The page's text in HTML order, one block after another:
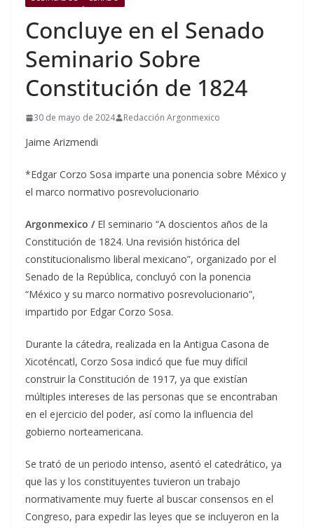
Concluye en el Senado
Seminario Sobre
Constitución de 1824
30 de mayo de 2024 Redacción Argonmexico
Jaime Arizmendi
*Edgar Corzo Sosa imparte una ponencia sobre México y
el marco normativo posrevolucionario
Argonmexico / El seminario “A doscientos años de la
Constitución de 1824. Una revisión histórica del
constitucionalismo liberal mexicano”, organizado por el
Senado de la República, concluyó con la ponencia
“México y su marco normativo posrevolucionario”,
impartido por Edgar Corzo Sosa.
Durante la cátedra, realizada en la Antigua Casona de
Xicoténcatl, Corzo Sosa indicó que fue muy difícil
construir la Constitución de 1917, ya que existían
múltiples intereses de las personas que se encontraban
en el ejercicio del poder, así como la influencia del
gobierno norteamericana.
Se trató de un periodo intenso, asentó el catedrático, ya
que las y los constituyentes tuvieron un trabajo
normativamente muy fuerte al buscar consensos en el
Congreso, para expedir las leyes que se incluyeron en la